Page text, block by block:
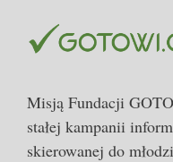
Misją Fundacji
stałej kampanii
skierowanej do